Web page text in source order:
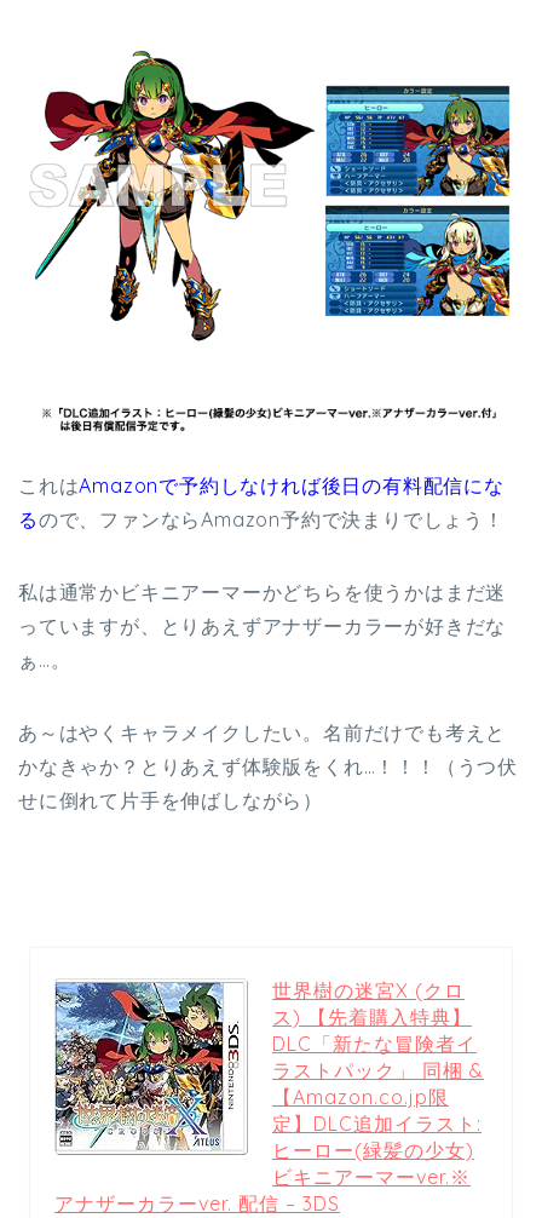
これはAmazonで予約しなければ後日の有料配信にな
るので、ファンならAmazon予約で決まりでしょう！
私は通常かビキニアーマーかどちらを使うかはまだ迷
っていますが、とりあえずアナザーカラーが好きだな
ぁ…。
あ～はやくキャラメイクしたい。名前だけでも考えと
かなきゃか？とりあえず体験版をくれ…！！！（うつ伏
せに倒れて片手を伸ばしながら）
世界樹の迷宮X (クロ
ス) 【先着購入特典】
DLC「新たな冒険者イ
ラストパック」 同梱 &
【Amazon.co.jp限
定】DLC追加イラスト:
ヒーロー(緑髪の少女)
ビキニアーマーver.※
アナザーカラーver. 配信 – 3DS